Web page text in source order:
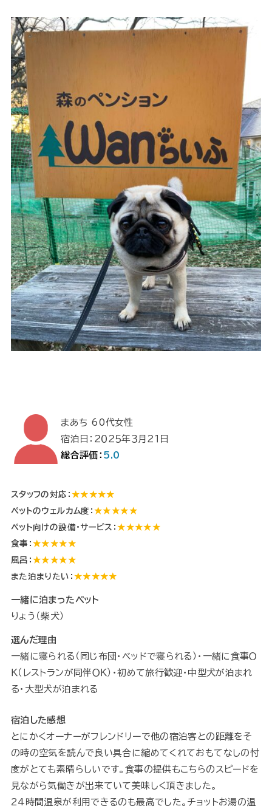
まあち 60代女性
宿泊日：２０２５年３月２１日
総合評価： 5.0
スタッフの対応： ★★★★★
ペットのウェルカム度：★★★★★
ペット向けの設備・サービス：★★★★★
食事：★★★★★
風呂：★★★★★
また泊まりたい： ★★★★★
一緒に泊まったペット
りょう（柴犬）
選んだ理由
一緒に寝られる（同じ布団・ベッドで寝られる）・一緒に食事Ｏ
Ｋ（レストランが同伴ＯＫ）・初めて旅行歓迎・中型犬が泊まれ
る・大型犬が泊まれる
宿泊した感想
とにかくオーナーがフレンドリーで他の宿泊客との距離をそ
の時の空気を読んで良い具合に縮めてくれておもてなしの忖
度がとても素晴らしいです。食事の提供もこちらのスピードを
見ながら気働きが出来ていて美味しく頂きました。
24時間温泉が利用できるのも最高でした。チョットお湯の温